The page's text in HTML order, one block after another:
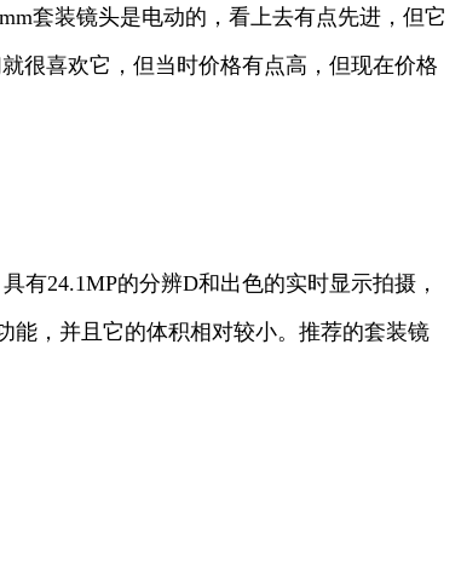
套装镜头是电动的，看上去有点先进，但它
很喜欢它，但当时价格有点高，但现在价格
有24.1MP的分辨D和出色的实时显示拍摄，
能，并且它的体积相对较小。推荐的套装镜